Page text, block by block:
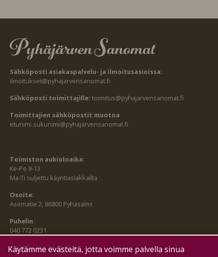
Sähköposti asiakaspalvelu- ja ilmoitusasioissa:
ilmoitukset@pyhajarvensanomat.fi
Sähköposti toimittajille: toimitus@pyhajarvensanomat.fi
Toimittajien sähköpostit muotoa
etunimi.sukunimi@pyhajarvensanomat.fi
Toimiston aukioloaika:
Ke-Pe 9-13
Ma-Ti suljettu käyntiasiakkailta
Osoite:
Asematie 2, 86800 Pyhäsalmi
Puhelin:
040 772 0231
SEURAA MEITÄ MYÖS:
Käytämme evästeitä, jotta voimme palvella sinua